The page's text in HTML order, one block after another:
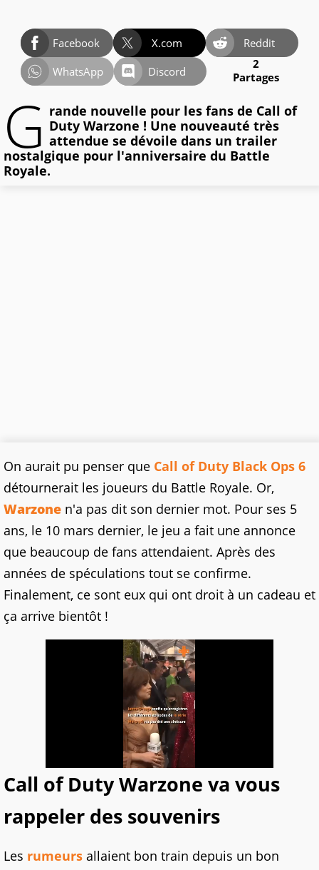
Facebook X.com
Reddit
WhatsApp
Discord
2
Partages
G rande nouvelle pour les fans de Call of
Duty Warzone ! Une nouveauté très
attendue se dévoile dans un trailer
nostalgique pour l'anniversaire du Battle
Royale.
On aurait pu penser que Call of Duty Black Ops 6
détournerait les joueurs du Battle Royale. Or,
Warzone n'a pas dit son dernier mot. Pour ses 5
ans, le 10 mars dernier, le jeu a fait une annonce
que beaucoup de fans attendaient. Après des
années de spéculations tout se confirme.
Finalement, ce sont eux qui ont droit à un cadeau et
ça arrive bientôt !
Call of Duty Warzone va vous
rappeler des souvenirs
Les rumeurs allaient bon train depuis un bon